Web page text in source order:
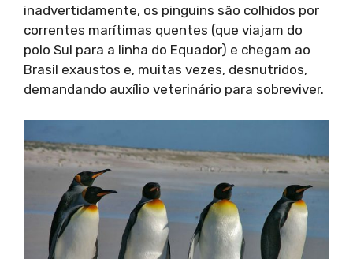
inadvertidamente, os pinguins são colhidos por
correntes marítimas quentes (que viajam do
polo Sul para a linha do Equador) e chegam ao
Brasil exaustos e, muitas vezes, desnutridos,
demandando auxílio veterinário para sobreviver.